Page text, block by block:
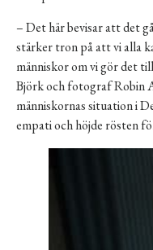
– Det här bevisar att det
stärker tron på att vi alla
människor om vi gör det
Björk och fotograf Robin
människornas situation i
empati och höjde rösten